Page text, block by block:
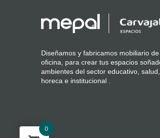
Diseñamos y fabricamos mobiliario de
oficina, para crear tus espacios
ambientes del sector educativo, salud,
horeca e institucional .
0